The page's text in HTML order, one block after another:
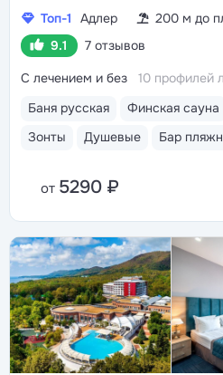
Топ-1 Адлер
200 м до
9.1
7 отзывов
Баня русская Финская сауна
Зонты
Душевые Бар
С лечением и без 10 профилей
от 5290 ₽